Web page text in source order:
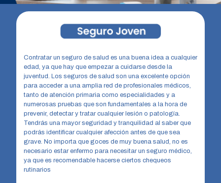
Contratar un seguro de salud es una buena idea a cualquier
edad, ya que hay que empezar a cuidarse desde la
juventud. Los seguros de salud son una excelente opción
para acceder a una amplia red de profesionales médicos,
tanto de atención primaria como especialidades y a
numerosas pruebas que son fundamentales a la hora de
prevenir, detectar y tratar cualquier lesión o patología.
Tendrás una mayor seguridad y tranquilidad al saber que
podrás identificar cualquier afección antes de que sea
grave. No importa que goces de muy buena salud, no es
necesario estar enfermo para necesitar un seguro médico,
ya que es recomendable hacerse ciertos chequeos
rutinarios